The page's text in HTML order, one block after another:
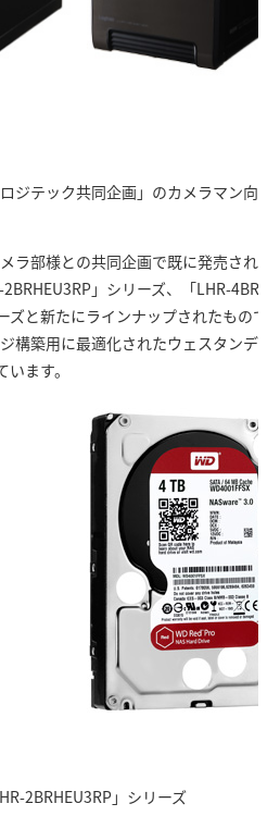
テック共同企画」のカメラマン向け
ラ部様との共同企画で既に発売され
」シリーズ、「LHR-
ズと新たにラインナップされたもので
構築用に最適化されたウェスタンデ
ます。
2BRHEU3RP」シリーズ